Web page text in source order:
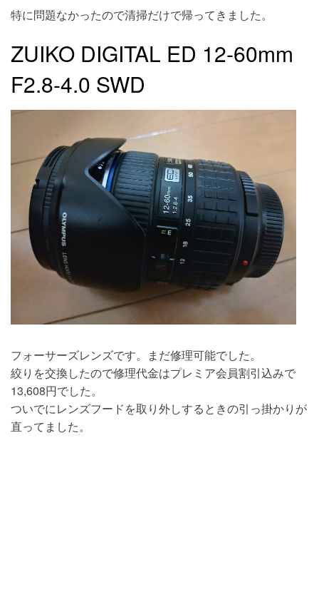
特に問題なかったので清掃だけで帰ってきました。
ZUIKO DIGITAL ED 12-60mm
F2.8-4.0 SWD
フォーサーズレンズです。まだ修理可能でした。
絞りを交換したので修理代金はプレミア会員割引込みで
13,608円でした。
ついでにレンズフードを取り外しするときの引っ掛かりが
直ってました。